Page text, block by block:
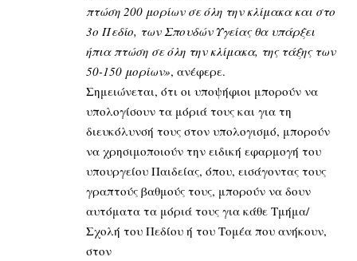
πτώση 200 μορίων σε όλη την κλίμακα και στο
3ο Πεδίο, των Σπουδών Υγείας θα υπάρξει
ήπια πτώση σε όλη την κλίμακα, της τάξης των
50-150 μορίων», ανέφερε.
Σημειώνεται, ότι οι υποψήφιοι μπορούν να
υπολογίσουν τα μόριά τους και για τη
διευκόλυνσή τους στον υπολογισμό, μπορούν
να χρησιμοποιούν την ειδική εφαρμογή του
υπουργείου Παιδείας, όπου, εισάγοντας τους
γραπτούς βαθμούς τους, μπορούν να δουν
αυτόματα τα μόριά τους για κάθε Τμήμα/
Σχολή του Πεδίου ή του Τομέα που ανήκουν,
στον